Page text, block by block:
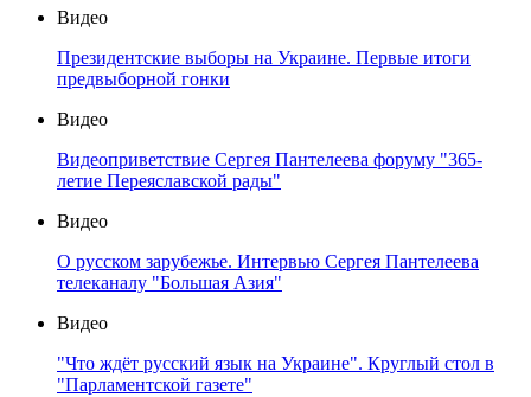
Видео
Президентские выборы на Украине. Первые итоги
предвыборной гонки
Видео
Видеоприветствие Сергея Пантелеева форуму "365-
летие Переяславской рады"
Видео
О русском зарубежье. Интервью Сергея Пантелеева
телеканалу "Большая Азия"
Видео
"Что ждёт русский язык на Украине". Круглый стол в
"Парламентской газете"